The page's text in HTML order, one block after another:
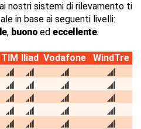
nostri sistemi di rilevamento ti
in base ai seguenti livelli:
, buono ed eccellente.
TIM Iliad Vodafone
WindTre